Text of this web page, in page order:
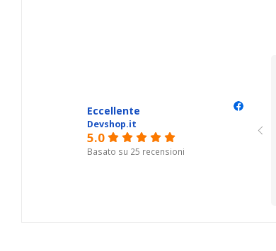
Eccellente
Devshop.it
5.0
Basato su 25 recensioni